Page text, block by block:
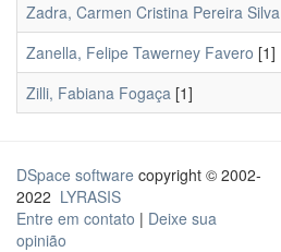
Zadra, Carmen Cristina Pereira Silva
Zanella, Felipe Tawerney Favero [1]
Zilli, Fabiana Fogaça [1]
DSpace software copyright © 2002-
2022 LYRASIS
Entre em contato | Deixe sua
opinião